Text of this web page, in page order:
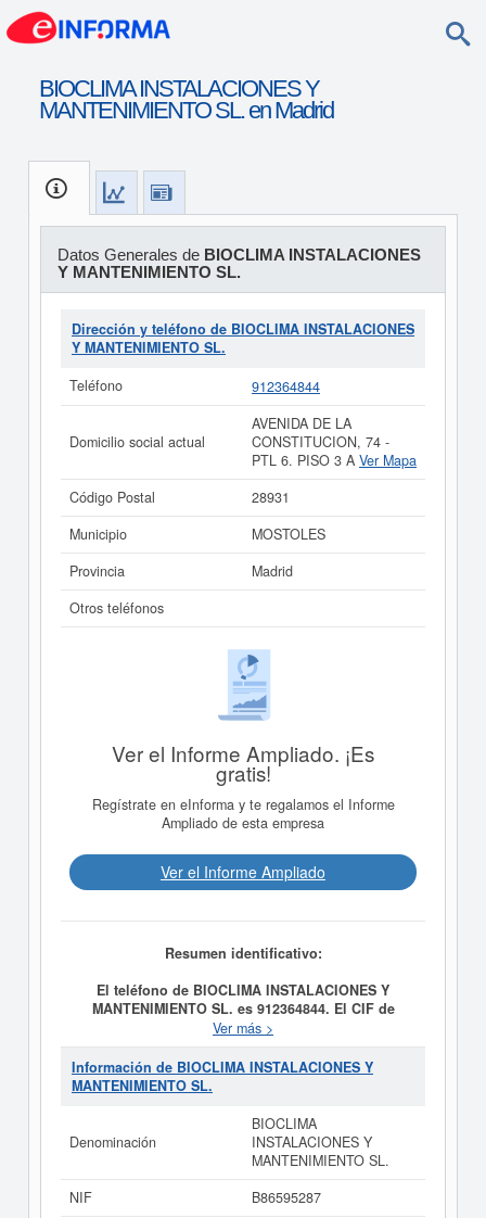
BIOCLIMA INSTALACIONES Y
MANTENIMIENTO SL. en Madrid
Datos Generales de BIOCLIMA INSTALACIONES
Y MANTENIMIENTO SL.
Dirección y teléfono de BIOCLIMA INSTALACIONES
Y MANTENIMIENTO SL.
Teléfono
912364844
Domicilio social actual
AVENIDA DE LA
CONSTITUCION, 74 -
PTL 6. PISO 3 A Ver Mapa
Código Postal
28931
Municipio
MOSTOLES
Provincia
Madrid
Otros teléfonos
Ver el Informe Ampliado. ¡Es
gratis!
Regístrate en eInforma y te regalamos el Informe
Ampliado de esta empresa
Ver el Informe Ampliado
Resumen identificativo:
El teléfono de BIOCLIMA INSTALACIONES Y
MANTENIMIENTO SL. es 912364844. El CIF de
BIOCLIMA INSTALACIONES Y MANTENIMIENTO SL.
es B86595287.La finalidad de la empresaBIOCLIMA
INSTALACIONES Y MANTENIMIENTO SL.es LA
INSTALACION Y MANTENIMIENTO DE FONTANERIA,
ITE- y fue constituida el 23/10/2012. Se clasifica en el
CNAE dentro de la categoría 4322 - Fontanería,
instalación de sistemas de calefacción y aire
INSTALACIONES Y MANTENIMIENTO SL.
Ver más >
Información de BIOCLIMA INSTALACIONES Y
MANTENIMIENTO SL.
Denominación
BIOCLIMA
INSTALACIONES Y
MANTENIMIENTO SL.
NIF
B86595287